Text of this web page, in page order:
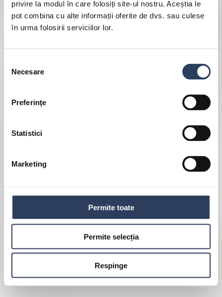
privire la modul în care folosiți site-ul nostru. Aceștia le
pot combina cu alte informații oferite de dvs. sau culese
în urma folosirii serviciilor lor.
consimțământului
Necesare
Preferinţe
Statistici
Marketing
Permite toate
Permite selecția
Respinge